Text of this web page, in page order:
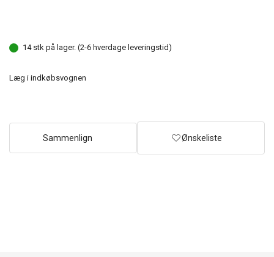
14 stk på lager. (2-6 hverdage leveringstid)
Læg i indkøbsvognen
Sammenlign Ønskeliste